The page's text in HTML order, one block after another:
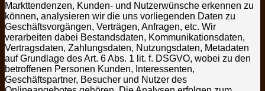
Markttendenzen, Kunden- und Nutzerwünsche erkennen zu
können, analysieren wir die uns vorliegenden Daten zu
Geschäftsvorgängen, Verträgen, Anfragen, etc. Wir
verarbeiten dabei Bestandsdaten, Kommunikationsdaten,
Vertragsdaten, Zahlungsdaten, Nutzungsdaten, Metadaten
auf Grundlage des Art. 6 Abs. 1 lit. f. DSGVO, wobei zu den
betroffenen Personen Kunden, Interessenten,
Geschäftspartner, Besucher und Nutzer des